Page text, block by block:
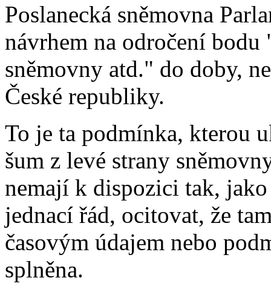
Poslanecká sněmovna
návrhem na odročení bodu
sněmovny atd." do doby,
České republiky.
To je ta podmínka, kterou
šum z levé strany
nemají k dispozici tak, jako
jednací řád, ocitovat, že
časovým údajem nebo
splněna.